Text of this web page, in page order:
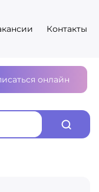
Контакты
онлайн